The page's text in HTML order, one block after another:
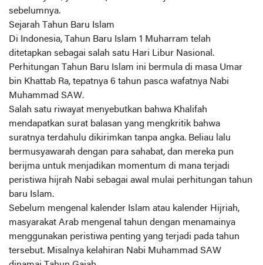
sebelumnya.
Sejarah Tahun Baru Islam
Di Indonesia, Tahun Baru Islam 1 Muharram telah
ditetapkan sebagai salah satu Hari Libur Nasional.
Perhitungan Tahun Baru Islam ini bermula di masa Umar
bin Khattab Ra, tepatnya 6 tahun pasca wafatnya Nabi
Muhammad SAW.
Salah satu riwayat menyebutkan bahwa Khalifah
mendapatkan surat balasan yang mengkritik bahwa
suratnya terdahulu dikirimkan tanpa angka. Beliau lalu
bermusyawarah dengan para sahabat, dan mereka pun
berijma untuk menjadikan momentum di mana terjadi
peristiwa hijrah Nabi sebagai awal mulai perhitungan tahun
baru Islam.
Sebelum mengenal kalender Islam atau kalender Hijriah,
masyarakat Arab mengenal tahun dengan menamainya
menggunakan peristiwa penting yang terjadi pada tahun
tersebut. Misalnya kelahiran Nabi Muhammad SAW